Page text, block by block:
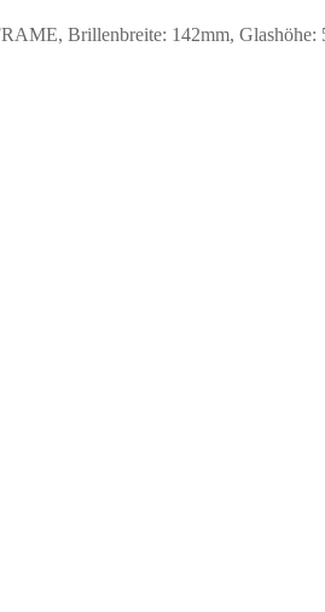
Brillenbreite: 142mm, Glashöhe: